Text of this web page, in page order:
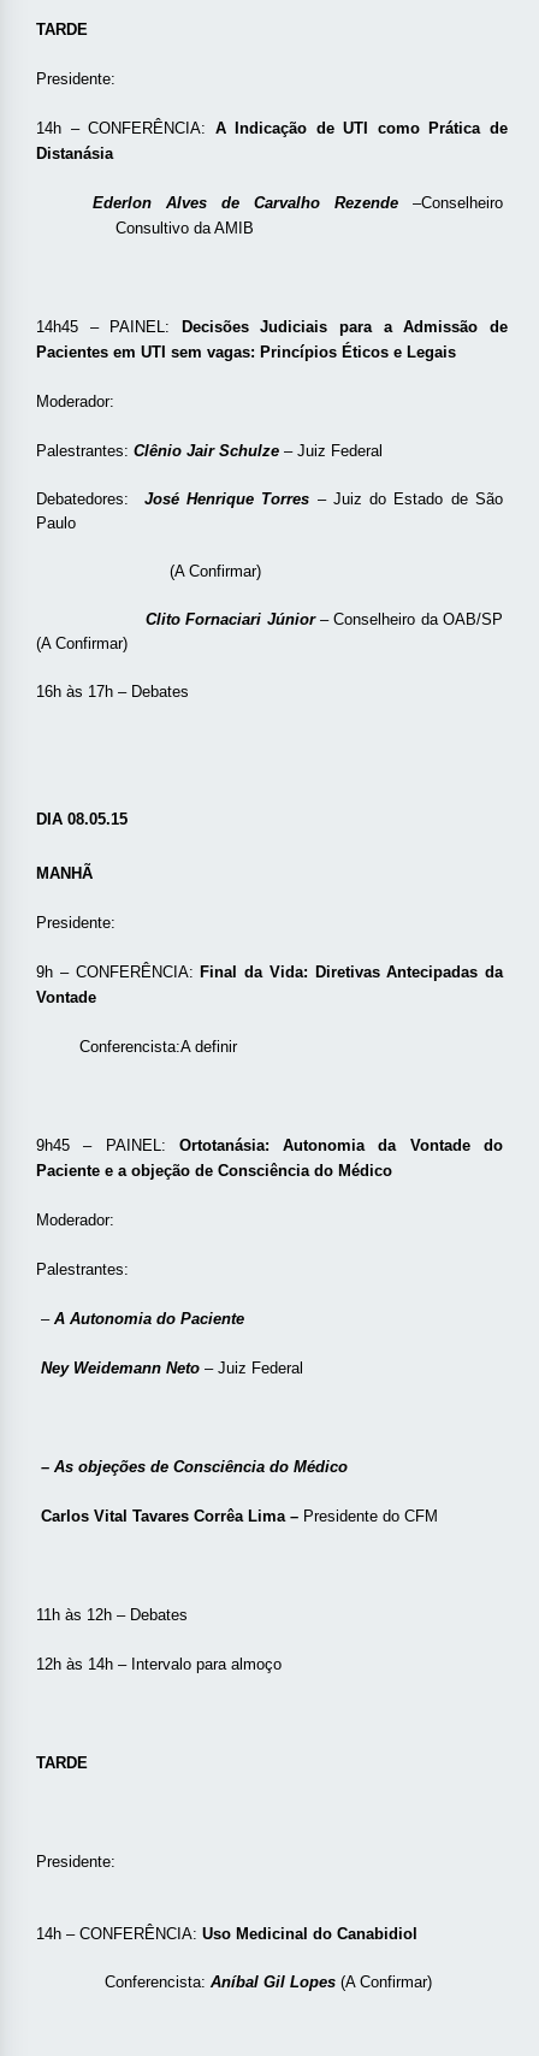
TARDE
Presidente:
14h – CONFERÊNCIA: A Indicação de UTI como Prática de
Distanásia
Ederlon Alves de Carvalho Rezende –Conselheiro
Consultivo da AMIB
14h45 – PAINEL:
Decisões Judiciais para a Admissão de
Pacientes em UTI sem vagas: Princípios Éticos e Legais
Moderador:
Palestrantes: Clênio Jair Schulze – Juiz Federal
Debatedores: José Henrique Torres – Juiz do Estado de São
Paulo
(A Confirmar)
Clito Fornaciari Júnior –Conselheiro da OAB/SP
(A Confirmar)
16h às 17h – Debates
DIA 08.05.15
MANHÃ
Presidente:
9h – CONFERÊNCIA: Final da Vida: Diretivas Antecipadas da
Vontade
Conferencista:A definir
9h45 – PAINEL: Ortotanásia:
Autonomia da Vontade do
Paciente e a objeção de Consciência do Médico
Moderador:
Palestrantes:
– A Autonomia do Paciente
Ney Weidemann Neto – Juiz Federal
– As objeções de Consciência do Médico
Carlos Vital Tavares Corrêa Lima – Presidente do CFM
11h às 12h – Debates
12h às 14h – Intervalo para almoço
TARDE
Presidente:
14h – CONFERÊNCIA: Uso Medicinal do Canabidiol
Conferencista: Aníbal Gil Lopes (A Confirmar)